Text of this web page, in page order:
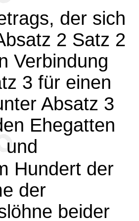
der sich
2 Satz 2
Verbindung
3 für einen
Absatz 3
Ehegatten
und
Hundert der
der
beider